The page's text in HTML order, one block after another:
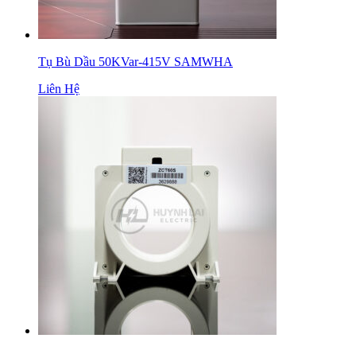
Tụ Bù Dầu 50KVar-415V SAMWHA
Liên Hệ